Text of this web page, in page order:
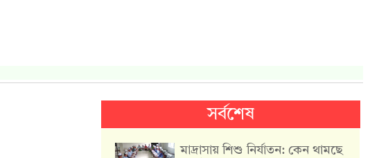
সর্বশেষ
মাদ্রাসায় শিশু নির্যাতন: কেন থামছে